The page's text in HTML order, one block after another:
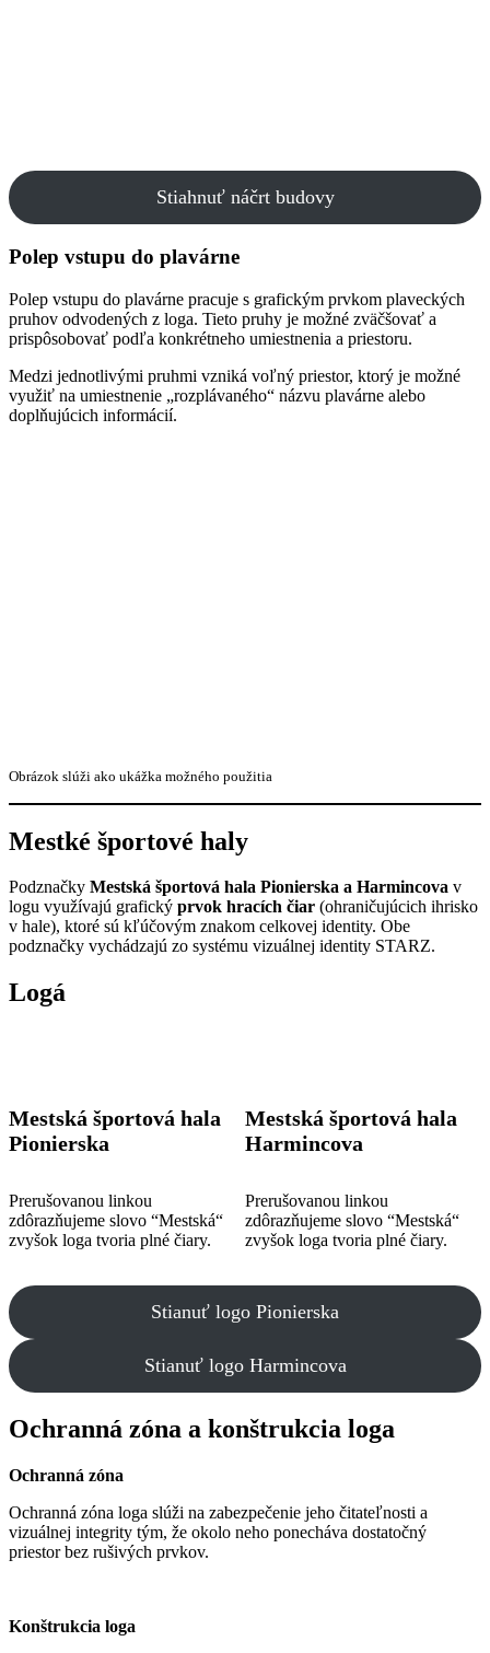
Stiahnuť náčrt budovy
Polep vstupu do plavárne
Polep vstupu do plavárne pracuje s grafickým prvkom plaveckých
pruhov odvodených z loga. Tieto pruhy je možné zväčšovať a
prispôsobovať podľa konkrétneho umiestnenia a priestoru.
Medzi jednotlivými pruhmi vzniká voľný priestor, ktorý je možné
využiť na umiestnenie „rozplávaného“ názvu plavárne alebo
doplňujúcich informácií.
Obrázok slúži ako ukážka možného použitia
Mestké športové haly
Podznačky Mestská športová hala Pionierska a Harmincova v
logu využívajú grafický prvok hracích čiar (ohraničujúcich ihrisko
v hale), ktoré sú kľúčovým znakom celkovej identity. Obe
podznačky vychádzajú zo systému vizuálnej identity STARZ.
Logá
Mestská športová hala
Pionierska
Prerušovanou linkou
zdôrazňujeme slovo “Mestská“
zvyšok loga tvoria plné čiary.
Mestská športová hala
Harmincova
Prerušovanou linkou
zdôrazňujeme slovo “Mestská“
zvyšok loga tvoria plné čiary.
Stianuť logo Pionierska
Stianuť logo Harmincova
Ochranná zóna a konštrukcia loga
Ochranná zóna
Ochranná zóna loga slúži na zabezpečenie jeho čitateľnosti a
vizuálnej integrity tým, že okolo neho ponecháva dostatočný
priestor bez rušivých prvkov.
Konštrukcia loga